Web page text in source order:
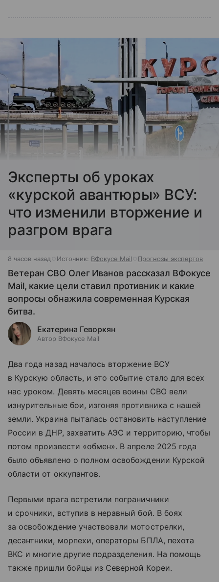
Эксперты об уроках
«курской авантюры» ВСУ:
что изменили вторжение и
разгром врага
8 часов назад Источник: ВФокусе Mail Прогнозы экспертов
Ветеран СВО Олег Иванов рассказал ВФокусе
Mail, какие цели ставил противник и какие
вопросы обнажила современная Курская
битва.
Екатерина Геворкян
Автор ВФокусе Mail
Два года назад началось вторжение ВСУ
в Курскую область, и это событие стало для всех
нас уроком. Девять месяцев воины СВО вели
изнурительные бои, изгоняя противника с нашей
земли. Украина пыталась остановить наступление
России в ДНР, захватить АЭС и территорию, чтобы
потом произвести «обмен». В апреле 2025 года
было объявлено о полном освобождении Курской
области от оккупантов.
Первыми врага встретили пограничники
и срочники, вступив в неравный бой. В боях
за освобождение участвовали мотострелки,
десантники, морпехи, операторы БПЛА, пехота
ВКС и многие другие подразделения. На помощь
также пришли бойцы из Северной Кореи.